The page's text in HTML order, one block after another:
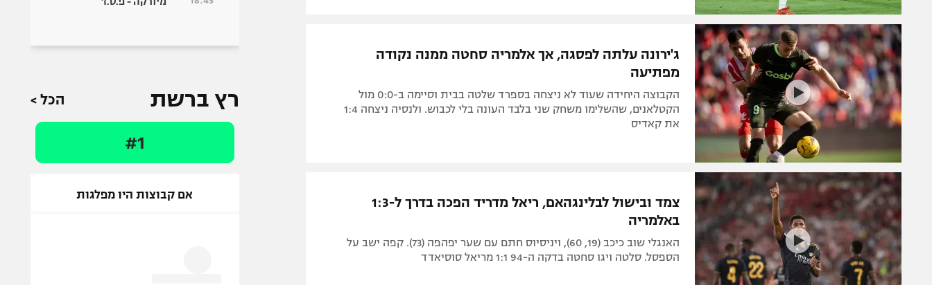
ג'ירונה עלתה לפסגה, אך אלמריה סחטה ממנה נקודה
מפתיעה
הקבוצה היחידה שעוד לא ניצחה בספרד שלטה בבית וסיימה ב-0:0 מול
הקטלאנים, שהשלימו משחק שני בלבד העונה בלי לכבוש. ולנסיה ניצחה 1:4
את קאדיס
צמד ובישול לבלינגהאם, ריאל מדריד הפכה בדרך ל-1:3
באלמריה
האנגלי שוב כיכב (19, 60), ויניסיוס חתם עם שער יפהפה (73). קפה ישב על
הספסל. סלטה ויגו סחטה בדקה ה-94 1:1 מריאל סוסיאדד
רץ ברשת הכל >
#1
אם קבוצות היו מפלגות